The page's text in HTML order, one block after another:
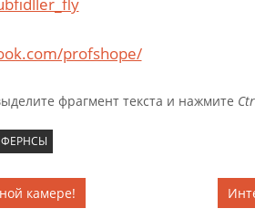
profshope/
фрагмент текста и нажмите
камере!